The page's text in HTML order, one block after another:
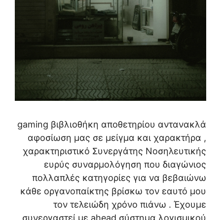
gaming βιβλιοθήκη αποθετηρίου αντανακλά
αφοσίωση μας σε μείγμα και χαρακτήρα ,
χαρακτηριστικό Συνεργάτης Νοσηλευτικής
ευρύς συναρμολόγηση που διαγώνιος
πολλαπλές κατηγορίες για να βεβαιώνω
κάθε οργανοπαίκτης βρίσκω τον εαυτό μου
τον τελειώδη χρόνο πιάνω . Έχουμε
συνεργαστεί με ahead σύστημα λογισμικού